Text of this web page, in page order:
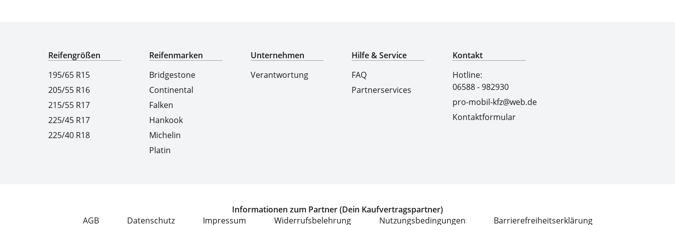
Reifengrößen
195/65 R15
205/55 R16
215/55 R17
225/45 R17
225/40 R18
Reifenmarken
Bridgestone
Continental
Falken
Hankook
Michelin
Platin
Unternehmen
Verantwortung
Hilfe & Service
FAQ
Partnerservices
Kontakt
Hotline:
06588 - 982930
pro-mobil-kfz@web.de
Kontaktformular
Informationen zum Partner (Dein Kaufvertragspartner)
AGB
Datenschutz Impressum Widerrufsbelehrung Nutzungsbedingungen Barrierefreiheitserklärung